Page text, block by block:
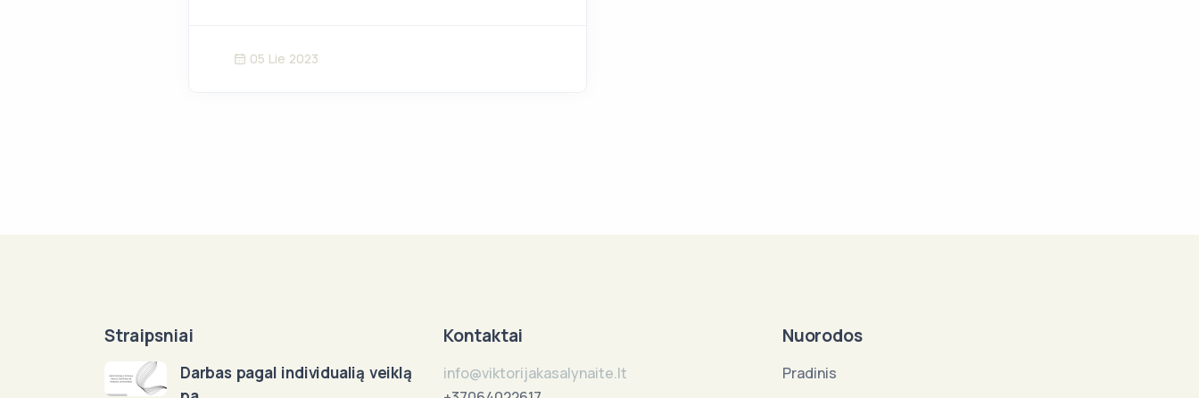
05 Lie 2023
Straipsniai
Darbas pagal individualią veiklą
Kontaktai
info@viktorijakasalynaite.lt
Nuorodos
Pradinis